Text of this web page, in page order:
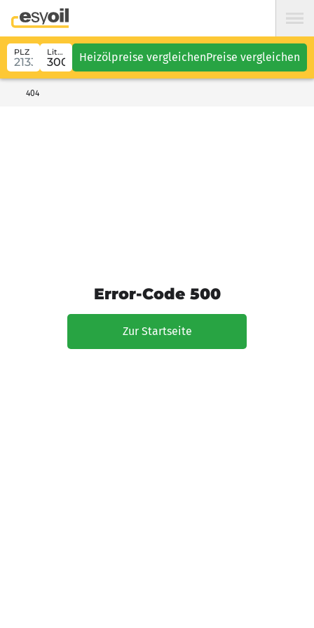
PLZ Liter Heizölpreise vergleichenPreise vergleichen
404
Error-Code 500
Zur Startseite